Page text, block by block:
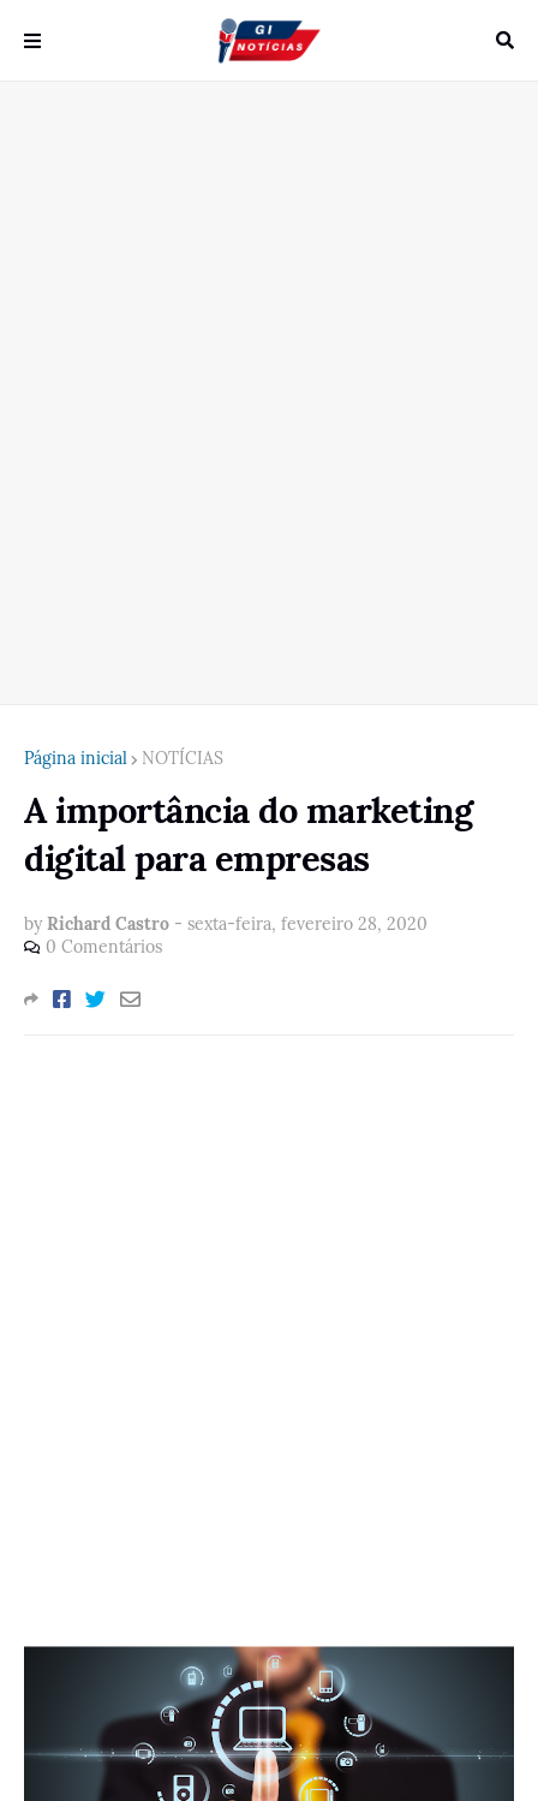
Página inicial NOTÍCIAS
A importância do marketing
digital para empresas
by Richard Castro - sexta-feira, fevereiro 28, 2020
0 Comentários